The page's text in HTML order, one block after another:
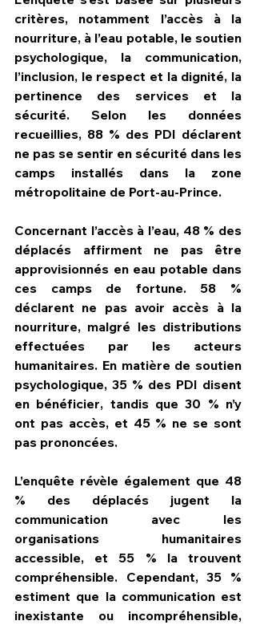
critères, notamment l’accès à la
nourriture, à l’eau potable, le soutien
psychologique, la communication,
l’inclusion, le respect et la dignité, la
pertinence des services et la
sécurité. Selon les données
recueillies, 88 % des PDI déclarent
ne pas se sentir en sécurité dans les
camps installés dans la zone
métropolitaine de Port-au-Prince.
Concernant l’accès à l’eau, 48 % des
déplacés affirment ne pas être
approvisionnés en eau potable dans
ces camps de fortune. 58 %
déclarent ne pas avoir accès à la
nourriture, malgré les distributions
effectuées par les acteurs
humanitaires. En matière de soutien
psychologique, 35 % des PDI disent
en bénéficier, tandis que 30 % n’y
ont pas accès, et 45 % ne se sont
pas prononcées.
L’enquête révèle également que 48
% des déplacés jugent la
communication avec les
organisations humanitaires
accessible, et 55 % la trouvent
compréhensible. Cependant, 35 %
estiment que la communication est
inexistante ou incompréhensible,